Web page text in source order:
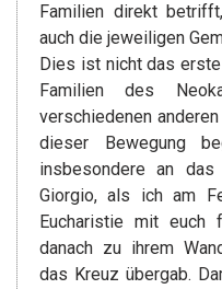
Familien direkt
auch die jeweiligen
Dies ist nicht das
Familien des
verschiedenen
dieser Bewegung
insbesondere an
Giorgio, als ich am
Eucharistie mit euch
danach zu ihrem
das Kreuz übergab.